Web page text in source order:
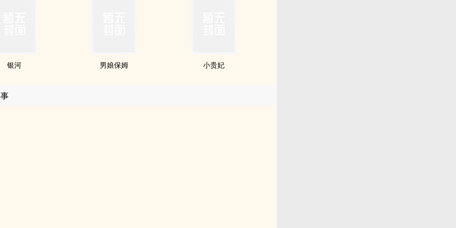
银河 男娘保姆 小贵妃